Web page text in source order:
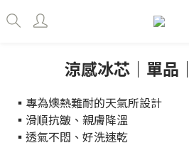
涼感冰芯｜單品
▪專為燠熱難耐的天氣所設計
▪滑順抗皺、親膚降溫
▪透氣不悶、好洗速乾